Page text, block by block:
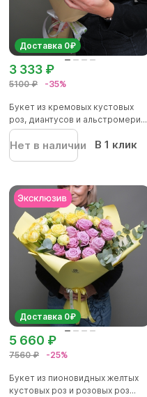
Доставка 0₽
5100 ₽ -35%
3 333 ₽
Букет из кремовых кустовых
роз, диантусов и альстромери...
Нет в наличии В 1 клик
Доставка 0₽
7560 ₽ -25%
5 660 ₽
Букет из пионовидных желтых
кустовых роз и розовых роз...